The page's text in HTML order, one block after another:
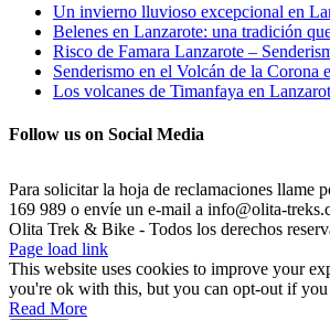
Un invierno lluvioso excepcional en
Belenes en Lanzarote: una tradición
Risco de Famara Lanzarote –
Senderismo en el Volcán de la Corona
Los volcanes de Timanfaya en
Follow us on Social Media
Para solicitar la hoja de reclamaciones llame
169 989 o envíe un e-mail a info@olita-
Olita Trek & Bike - Todos los derechos
Page load link
This website uses cookies to improve your
you're ok with this, but you can opt-out if
Read More